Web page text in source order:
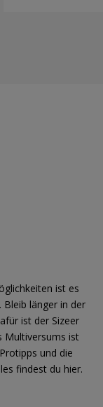
ist es
Bleib länger in der
ist der Sizeer
Multiversums ist
und die
findest du hier.